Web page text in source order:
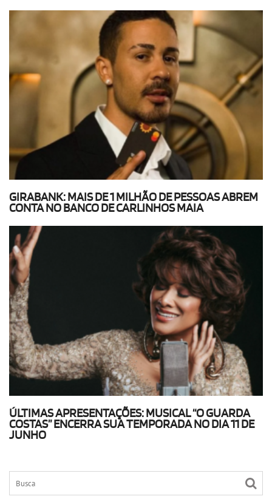
GIRABANK: MAIS DE 1 MILHÃO DE PESSOAS ABREM
CONTA NO BANCO DE CARLINHOS MAIA
ÚLTIMAS APRESENTAÇÕES: MUSICAL “O GUARDA
COSTAS” ENCERRA SUA TEMPORADA NO DIA 11 DE
JUNHO